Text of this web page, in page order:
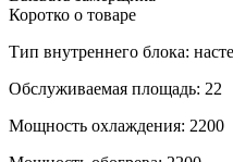
Коротко о товаре
Тип внутреннего блока:
Обслуживаемая площадь: 22
Мощность охлаждения: 2200